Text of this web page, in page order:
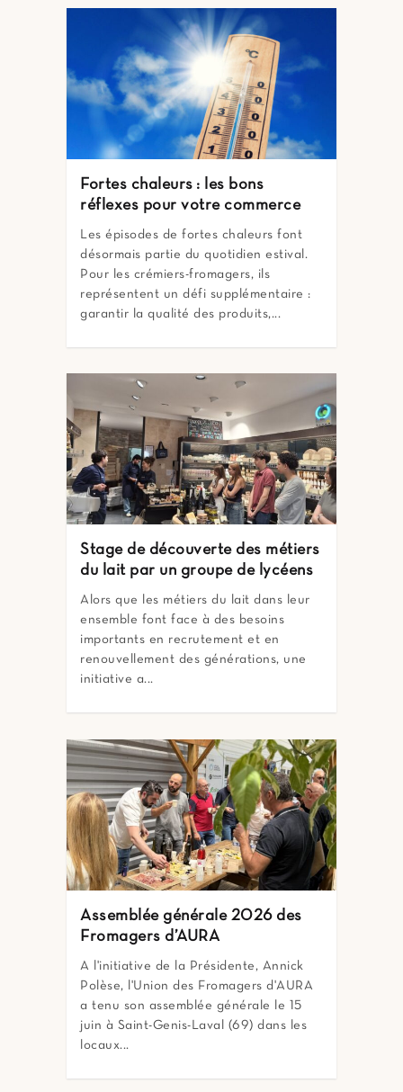
Fortes chaleurs : les bons
réflexes pour votre commerce
Les épisodes de fortes chaleurs font
désormais partie du quotidien estival.
Pour les crémiers-fromagers, ils
représentent un défi supplémentaire :
garantir la qualité des produits,...
Stage de découverte des métiers
du lait par un groupe de lycéens
Alors que les métiers du lait dans leur
ensemble font face à des besoins
importants en recrutement et en
renouvellement des générations, une
initiative a...
Assemblée générale 2026 des
Fromagers d’AURA
A l'initiative de la Présidente, Annick
Polèse, l'Union des Fromagers d'AURA
a tenu son assemblée générale le 15
juin à Saint-Genis-Laval (69) dans les
locaux...